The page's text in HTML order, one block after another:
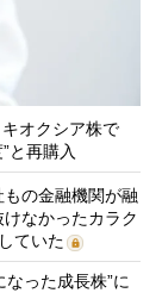
オクシア株で
と再購入
もの金融機関が融
なかったカラク
ていた
った成長株”に